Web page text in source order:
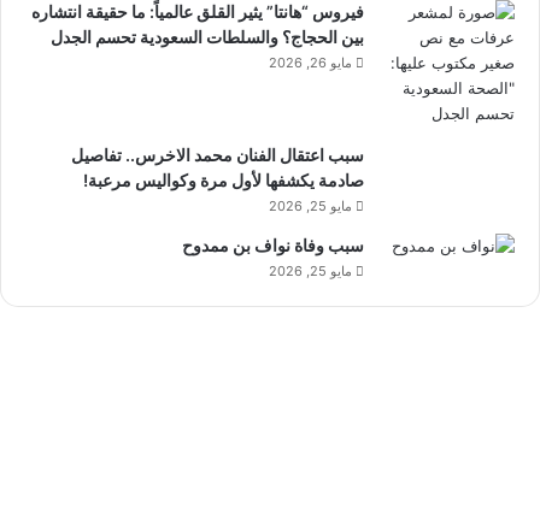
فيروس “هانتا” يثير القلق عالمياً: ما حقيقة انتشاره
بين الحجاج؟ والسلطات السعودية تحسم الجدل
مايو 26, 2026
سبب اعتقال الفنان محمد الاخرس.. تفاصيل
صادمة يكشفها لأول مرة وكواليس مرعبة!
مايو 25, 2026
سبب وفاة نواف بن ممدوح
مايو 25, 2026